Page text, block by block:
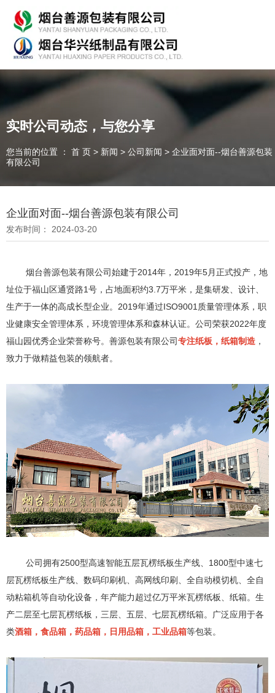
专业从事产品包装的研发、生产、销售，欢迎咨询！
随时为客户提供各种纸箱、纸板
135-7354-8183
152-7557-0890
实时公司动态，与您分享
您当前的位置 ： 首 页 > 新闻 > 公司新闻 > 企业面对面--烟台善源包装
有限公司
企业面对面--烟台善源包装有限公司
发布时间： 2024-03-20
烟台善源包装有限公司始建于2014年，2019年5月正式投产，地
址位于福山区通贤路1号，占地面积约3.7万平米，是集研发、设计、
生产于一体的高成长型企业。2019年通过ISO9001质量管理体系，职
业健康安全管理体系，环境管理体系和森林认证。公司荣获2022年度
福山园优秀企业荣誉称号。善源包装有限公司专注纸板，纸箱制造 ，
致力于做精益包装的领航者。
公司拥有2500型高速智能五层瓦楞纸板生产线、1800型中速七
层瓦楞纸板生产线、数码印刷机、高网线印刷、全自动模切机、全自
动粘箱机等自动化设备，年产能力超过亿万平米瓦楞纸板、纸箱。生
产二层至七层瓦楞纸板，三层、五层、七层瓦楞纸箱。广泛应用于各
类酒箱，食品箱，药品箱，日用品箱，工业品箱等包装。